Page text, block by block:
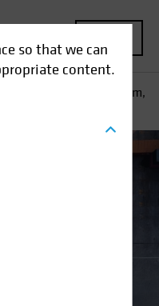
so that we can
content.
Die USA im Zollsturm,